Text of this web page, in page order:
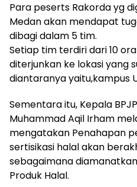
Para peserts Rakorda yg
Medan akan mendapat
dibagi dalam 5 tim.
Setiap tim terdiri dari 10
diterjunkan ke lokasi yang
diantaranya yaitu,kampus
Sementara itu, Kepala
Muhammad Aqil Irham
mengatakan Penahapan
sertisikasi halal akan
sebagaimana
Produk Halal.